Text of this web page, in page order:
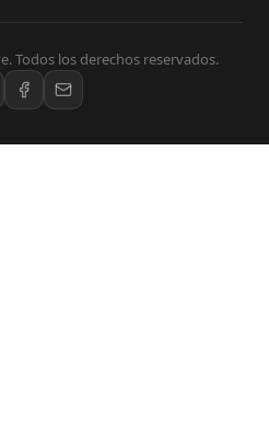
Todos los derechos reservados.